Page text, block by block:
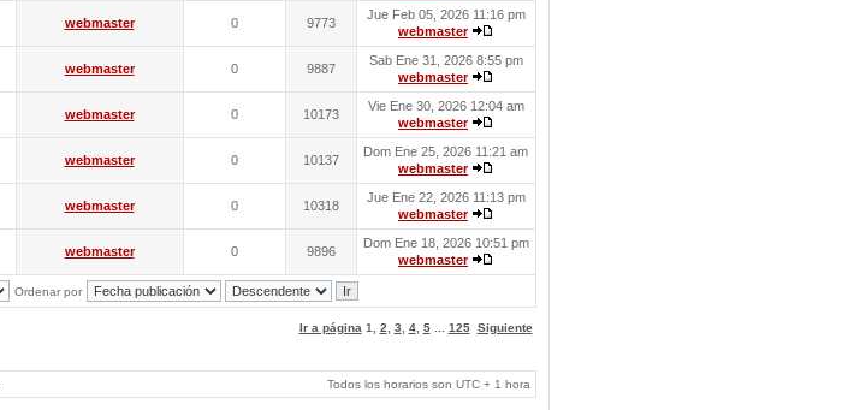
webmaster 0 9773
Jue Feb 05, 2026 11:16 pm
webmaster
webmaster 0 9887
Sab Ene 31, 2026 8:55 pm
webmaster
webmaster 0 10173
Vie Ene 30, 2026 12:04 am
webmaster
webmaster 0 10137
Dom Ene 25, 2026 11:21 am
webmaster
webmaster 0 10318
Jue Ene 22, 2026 11:13 pm
webmaster
webmaster 0 9896
Dom Ene 18, 2026 10:51 pm
webmaster
Ordenar por
Ir a página 1 2 3 4, 5... 125 Siguiente
Todos los horarios son UTC + 1 hora